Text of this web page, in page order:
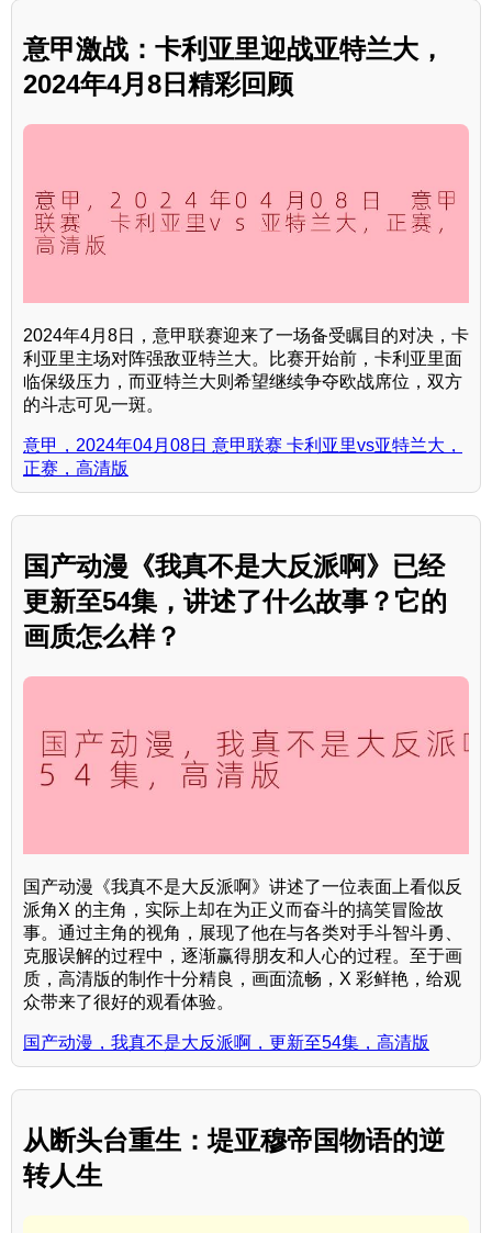
意甲激战：卡利亚里迎战亚特兰大，
2024年4月8日精彩回顾
2024年4月8日，意甲联赛迎来了一场备受瞩目的对决，卡
利亚里主场对阵强敌亚特兰大。比赛开始前，卡利亚里面
临保级压力，而亚特兰大则希望继续争夺欧战席位，双方
的斗志可见一斑。
意甲，2024年04月08日 意甲联赛 卡利亚里vs亚特兰大，
正赛，高清版
国产动漫《我真不是大反派啊》已经
更新至54集，讲述了什么故事？它的
画质怎么样？
国产动漫《我真不是大反派啊》讲述了一位表面上看似反
派角X 的主角，实际上却在为正义而奋斗的搞笑冒险故
事。通过主角的视角，展现了他在与各类对手斗智斗勇、
克服误解的过程中，逐渐赢得朋友和人心的过程。至于画
质，高清版的制作十分精良，画面流畅，X 彩鲜艳，给观
众带来了很好的观看体验。
国产动漫，我真不是大反派啊，更新至54集，高清版
从断头台重生：堤亚穆帝国物语的逆
转人生